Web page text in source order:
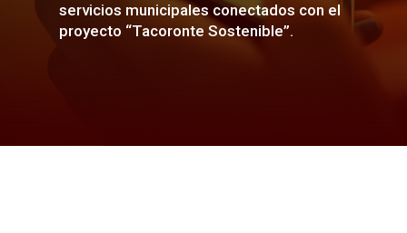
servicios municipales conectados con el
proyecto “Tacoronte Sostenible”.